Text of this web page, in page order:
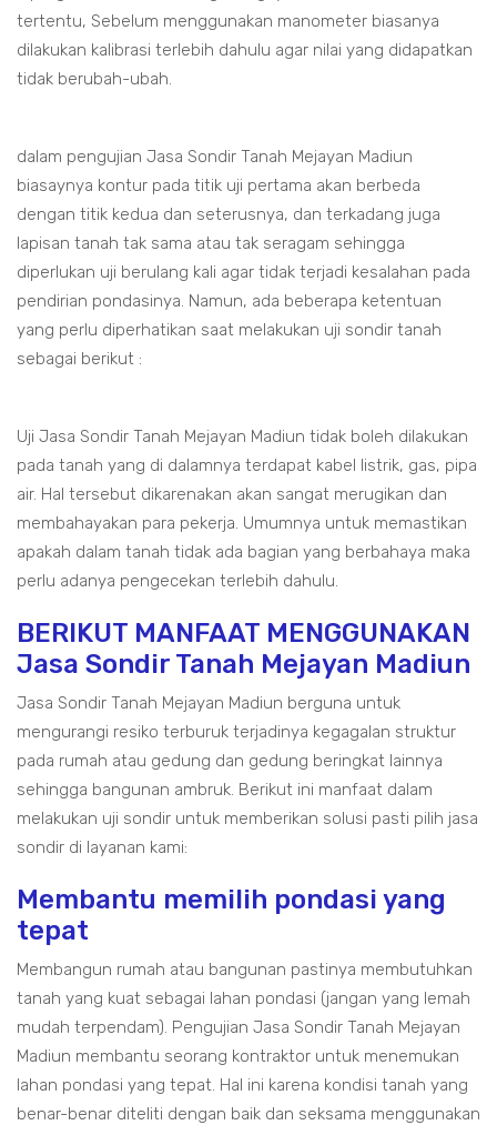
tertentu, Sebelum menggunakan manometer biasanya
dilakukan kalibrasi terlebih dahulu agar nilai yang didapatkan
tidak berubah-ubah.
dalam pengujian Jasa Sondir Tanah Mejayan Madiun
biasaynya kontur pada titik uji pertama akan berbeda
dengan titik kedua dan seterusnya, dan terkadang juga
lapisan tanah tak sama atau tak seragam sehingga
diperlukan uji berulang kali agar tidak terjadi kesalahan pada
pendirian pondasinya. Namun, ada beberapa ketentuan
yang perlu diperhatikan saat melakukan uji sondir tanah
sebagai berikut :
Uji Jasa Sondir Tanah Mejayan Madiun tidak boleh dilakukan
pada tanah yang di dalamnya terdapat kabel listrik, gas, pipa
air. Hal tersebut dikarenakan akan sangat merugikan dan
membahayakan para pekerja. Umumnya untuk memastikan
apakah dalam tanah tidak ada bagian yang berbahaya maka
perlu adanya pengecekan terlebih dahulu.
BERIKUT MANFAAT MENGGUNAKAN
Jasa Sondir Tanah Mejayan Madiun
Jasa Sondir Tanah Mejayan Madiun berguna untuk
mengurangi resiko terburuk terjadinya kegagalan struktur
pada rumah atau gedung dan gedung beringkat lainnya
sehingga bangunan ambruk. Berikut ini manfaat dalam
melakukan uji sondir untuk memberikan solusi pasti pilih jasa
sondir di layanan kami:
Membantu memilih pondasi yang
tepat
Membangun rumah atau bangunan pastinya membutuhkan
tanah yang kuat sebagai lahan pondasi (jangan yang lemah
mudah terpendam). Pengujian Jasa Sondir Tanah Mejayan
Madiun membantu seorang kontraktor untuk menemukan
lahan pondasi yang tepat. Hal ini karena kondisi tanah yang
benar-benar diteliti dengan baik dan seksama menggunakan